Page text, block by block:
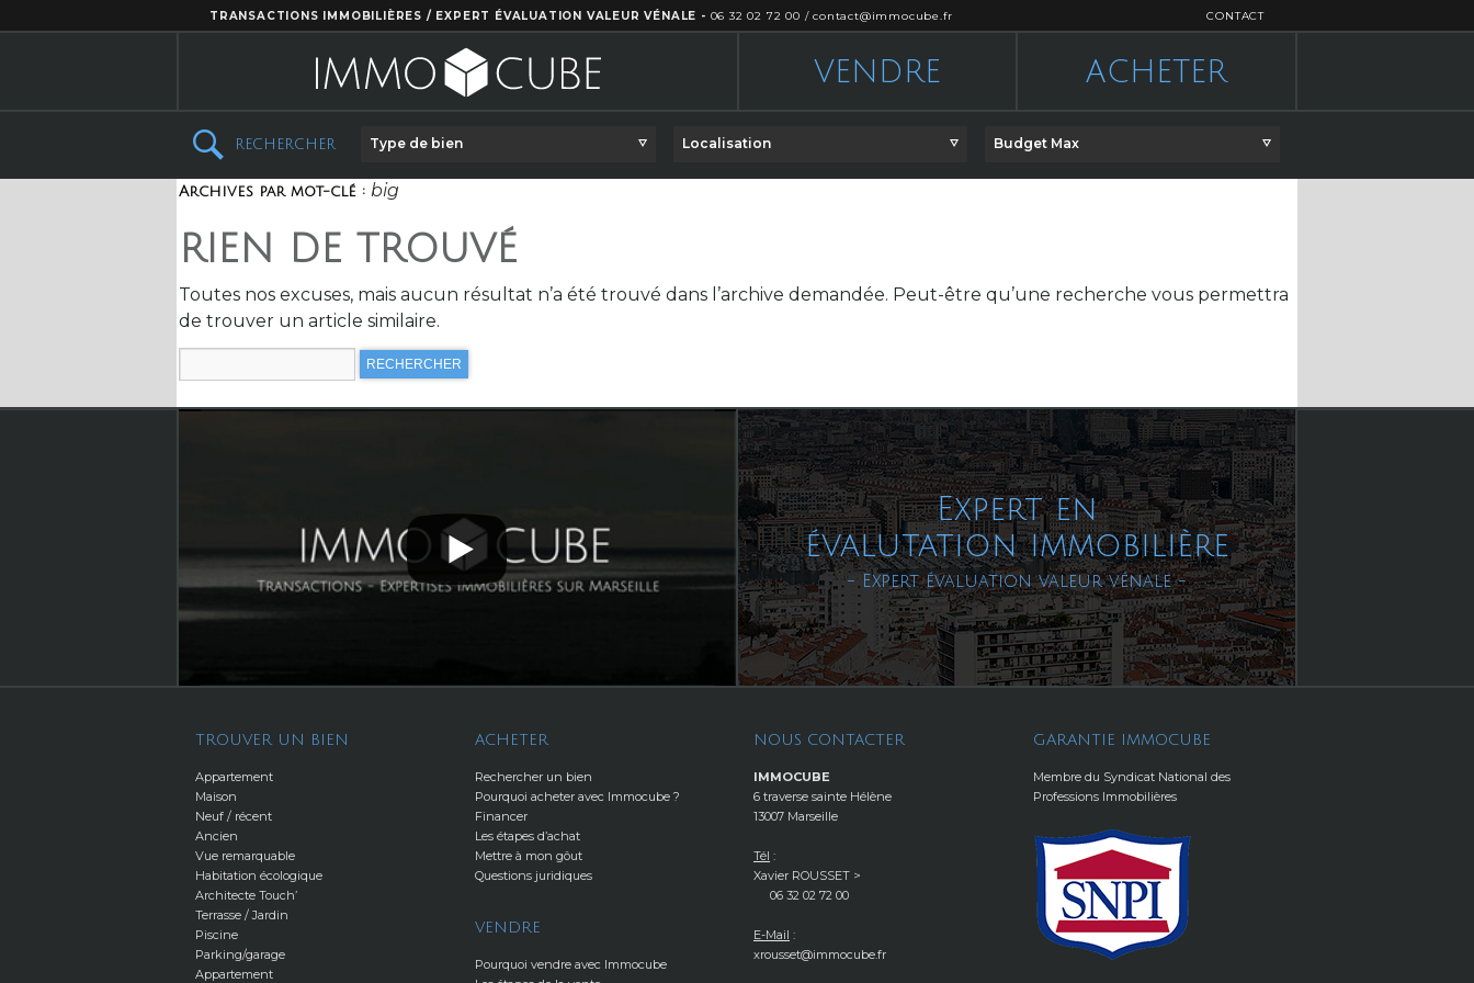
TRANSACTIONS IMMOBILIÈRES / EXPERT ÉVALUATION VALEUR VÉNALE - 06 32 02 72 00 / contact@immocube.fr CONTACT
VENDRE ACHETER
Type de bien Localisation Budget Max
RECHERCHER
Archives par mot-clé : big
RIEN DE TROUVÉ
Toutes nos excuses, mais aucun résultat n’a été trouvé dans l’archive demandée. Peut-être qu’une recherche vous permettra
de trouver un article similaire.
Expert en
évalutation immobilière
- Expert évaluation valeur vénale -
TROUVER UN BIEN
Appartement
Maison
Neuf / récent
Ancien
Vue remarquable
Habitation écologique
Architecte Touch’
Terrasse / Jardin
Piscine
Parking/garage
Appartement
ACHETER
Rechercher un bien
Pourquoi acheter avec Immocube ?
Financer
Les étapes d’achat
Mettre à mon gôut
Questions juridiques
VENDRE
Pourquoi vendre avec Immocube
NOUS CONTACTER
IMMOCUBE
6 traverse sainte Hélène
13007 Marseille
Tél :
Xavier ROUSSET >
06 32 02 72 00
E-Mail :
xrousset@immocube.fr
GARANTIE IMMOCUBE
Membre du Syndicat National des
Professions Immobilières